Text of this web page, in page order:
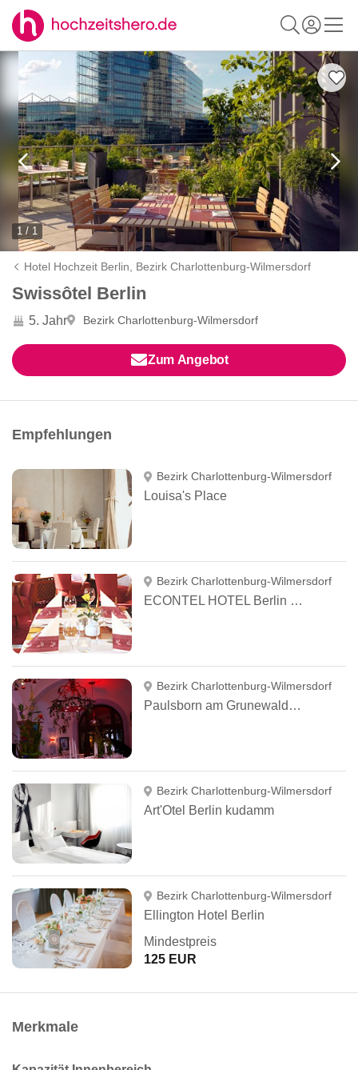
1 / 1
Hotel Hochzeit Berlin, Bezirk Charlottenburg-Wilmersdorf
Swissôtel Berlin
5. Jahr Bezirk Charlottenburg-Wilmersdorf
Zum Angebot
Empfehlungen
Bezirk Charlottenburg-Wilmersdorf
Louisa's Place
Bezirk Charlottenburg-Wilmersdorf
ECONTEL HOTEL Berlin Charlottenburg
Bezirk Charlottenburg-Wilmersdorf
Paulsborn am Grunewaldsee
Bezirk Charlottenburg-Wilmersdorf
Art'Otel Berlin kudamm
Bezirk Charlottenburg-Wilmersdorf
Ellington Hotel Berlin
Mindestpreis
125 EUR
Merkmale